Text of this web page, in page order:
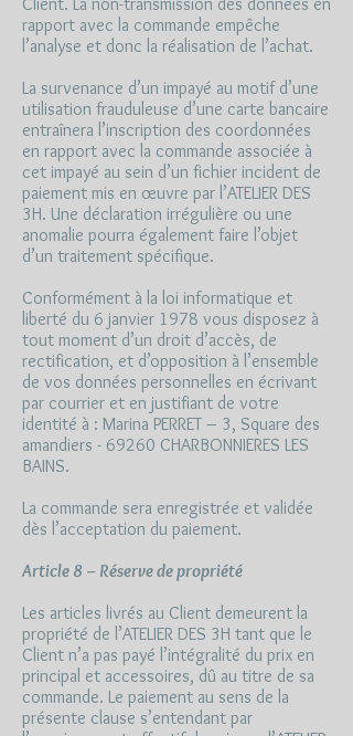
rapport avec la commande empêche
l’analyse et donc la réalisation de l’achat.
La survenance d’un impayé au motif d’une
utilisation frauduleuse d’une carte bancaire
entraînera l’inscription des coordonnées
en rapport avec la commande associée à
cet impayé au sein d’un fichier incident de
paiement mis en œuvre par l’ATELIER DES
3H. Une déclaration irrégulière ou une
anomalie pourra également faire l’objet
d’un traitement spécifique.
Conformément à la loi informatique et
liberté du 6 janvier 1978 vous disposez à
tout moment d’un droit d’accès, de
rectification, et d’opposition à l’ensemble
de vos données personnelles en écrivant
par courrier et en justifiant de votre
identité à : Marina PERRET – 3, Square des
amandiers - 69260 CHARBONNIERES LES
BAINS.
La commande sera enregistrée et validée
dès l’acceptation du paiement.
Article 8 – Réserve de propriété
Les articles livrés au Client demeurent la
propriété de l’ATELIER DES 3H tant que le
Client n’a pas payé l’intégralité du prix en
principal et accessoires, dû au titre de sa
commande. Le paiement au sens de la
présente clause s’entendant par